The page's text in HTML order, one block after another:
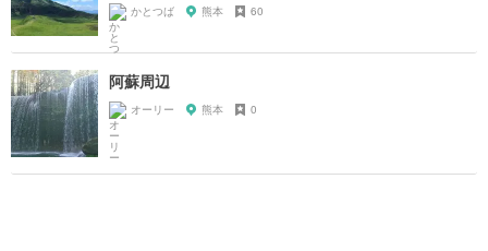
かとつば 熊本 60
阿蘇周辺
オーリー 熊本 0